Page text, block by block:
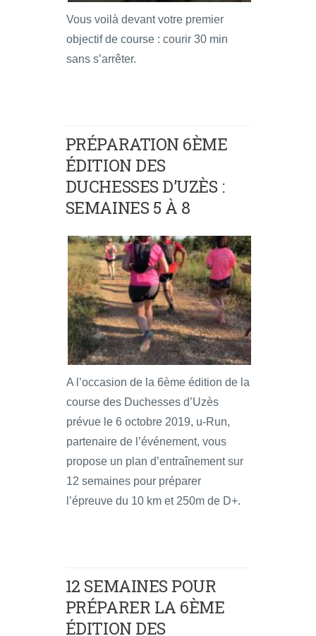
Vous voilà devant votre premier
objectif de course : courir 30 min
sans s’arrêter.
PRÉPARATION 6ÈME
ÉDITION DES
DUCHESSES D’UZÈS :
SEMAINES 5 À 8
A l’occasion de la 6ème édition de la
course des Duchesses d’Uzès
prévue le 6 octobre 2019, u-Run,
partenaire de l’événement, vous
propose un plan d’entraînement sur
12 semaines pour préparer
l’épreuve du 10 km et 250m de D+.
12 SEMAINES POUR
PRÉPARER LA 6ÈME
ÉDITION DES